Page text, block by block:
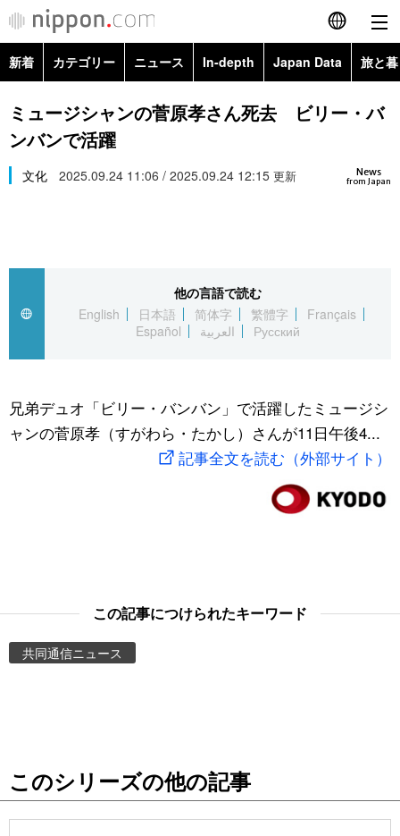
English
简体字
Русский
カテゴリー
経済・ビジネス
国際
文化
トップ
アーカイブ
In-depth
Japan Data
動画/Live
お知らせ
新着 カテゴリー ニュース In-depth Japan Data 旅と
政治・外交
経済・ビジネス
スポーツ・東京2020
ミュージシャンの菅原孝さん死去 ビリー・バ
ンバンで活躍
News
from Japan
文化 2025.09.24 11:06 / 2025.09.24 12:15 更新
他の言語で読む
English
日本語 简体字 繁體字
Français
Español
العربية Русский
兄弟デュオ「ビリー・バンバン」で活躍したミュージシ
ャンの菅原孝（すがわら・たかし）さんが11日午後4...
記事全文を読む（外部サイト）
この記事につけられたキーワード
共同通信ニュース
このシリーズの他の記事